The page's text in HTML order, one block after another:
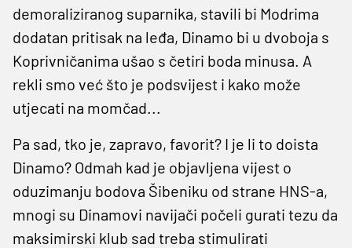
demoraliziranog suparnika, stavili bi Modrima
dodatan pritisak na leđa, Dinamo bi u dvoboja s
Koprivničanima ušao s četiri boda minusa. A
rekli smo već što je podsvijest i kako može
utjecati na momčad...
Pa sad, tko je, zapravo, favorit? I je li to doista
Dinamo? Odmah kad je objavljena vijest o
oduzimanju bodova Šibeniku od strane HNS-a,
mnogi su Dinamovi navijači počeli gurati tezu da
maksimirski klub sad treba stimulirati